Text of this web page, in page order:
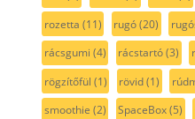
rozetta (11) rugó(20)
rácsgumi (4) rácstartó(3)
rögzítőfül (1) rövid(1)
smoothie (2) SpaceBox(5)